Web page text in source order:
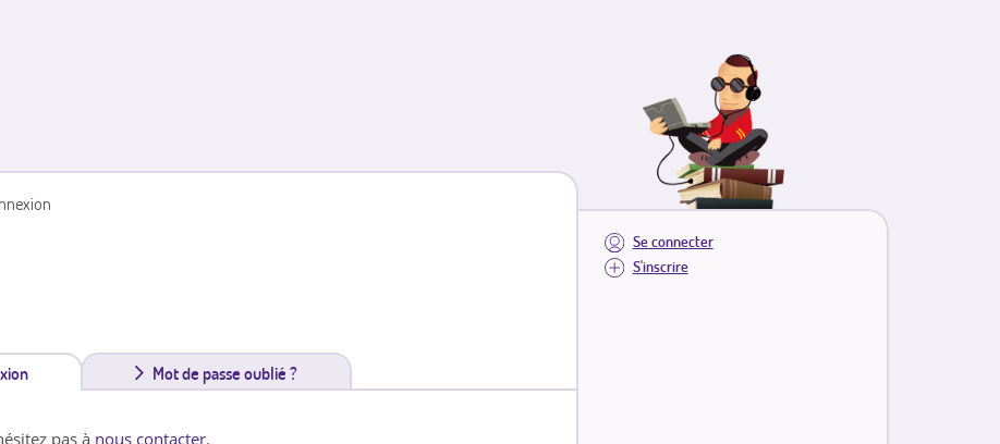
Se connecter
S'inscrire
Mot de passe oublié ?
pas à nous contacter.